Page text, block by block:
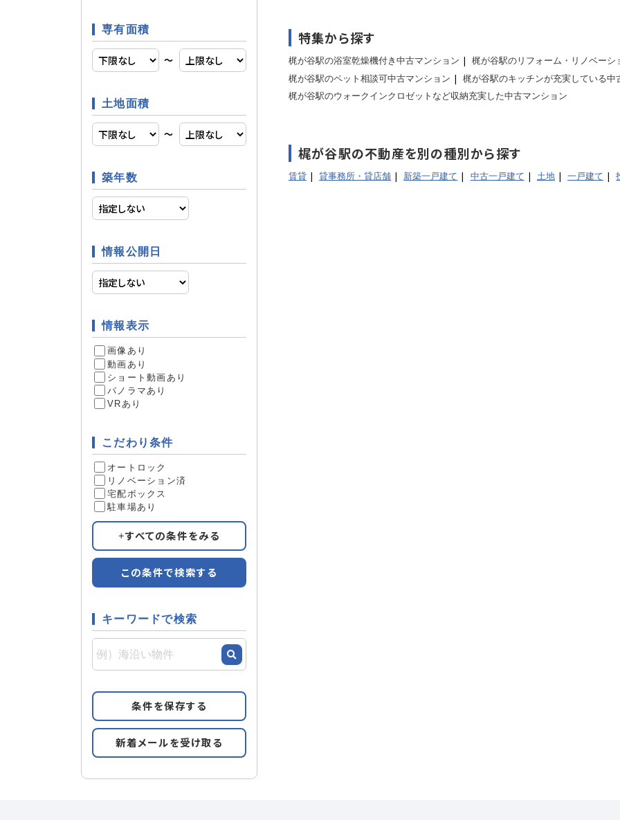
専有面積
〜
土地面積
〜
築年数
情報公開日
情報表示
画像あり
動画あり
ショート動画あり
パノラマあり
VRあり
こだわり条件
オートロック
リノベーション済
宅配ボックス
駐車場あり
すべての条件をみる
この条件で検索する
キーワードで検索
条件を保存する
新着メールを受け取る
24時間換気システム 床暖房
収納
立地条件
条件
リフォーム
特集から探す
梶が谷駅の浴室乾燥機付き中古マンション
梶が谷駅のリフォーム・リノベーシ
梶が谷駅のペット相談可中古マンション
梶が谷駅のキッチンが充実している中
梶が谷駅のウォークインクロゼットなど収納充実した中古マンション
梶が谷駅の不動産を別の種別から探す
賃貸 貸事務所・貸店舗 新築一戸建て 中古一戸建て 土地 一戸建て